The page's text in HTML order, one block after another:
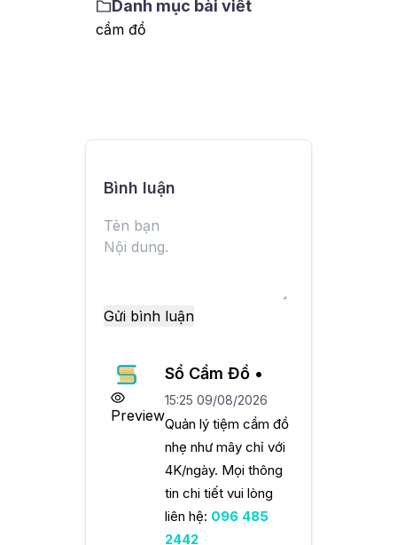
Danh mục bài viết
cầm đồ
Bình luận
Gửi bình luận
Preview
Sổ Cầm Đồ •
15:25 09/08/2026
Quản lý tiệm cầm đồ
nhẹ như mây chỉ với
4K/ngày. Mọi thông
tin chi tiết vui lòng
liên hệ: 096 485
2442